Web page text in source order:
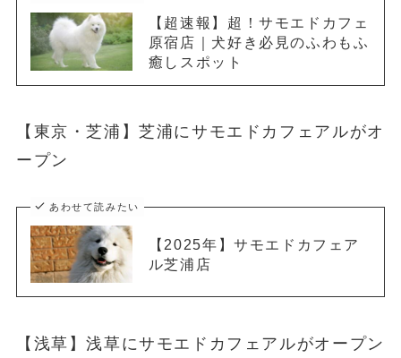
【超速報】超！サモエドカフェ
原宿店｜犬好き必見のふわもふ
癒しスポット
【東京・芝浦】芝浦にサモエドカフェアルがオ
ープン
あわせて読みたい
【2025年】サモエドカフェア
ル芝浦店
【浅草】浅草にサモエドカフェアルがオープン